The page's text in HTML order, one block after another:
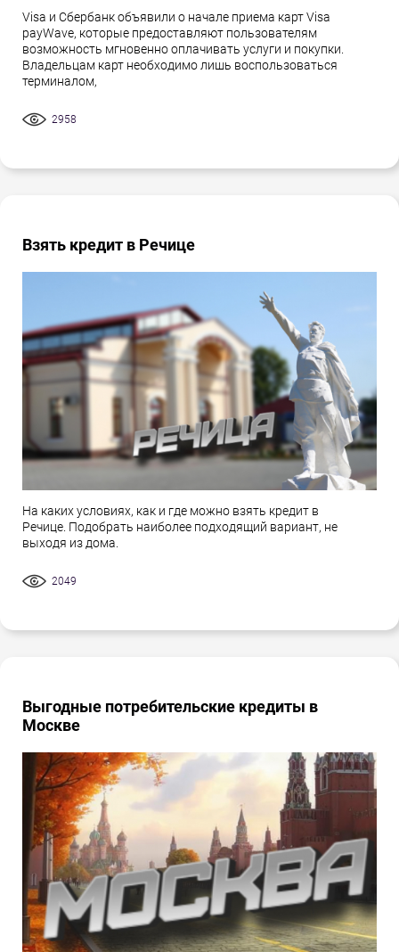
Visa и Сбербанк объявили о начале приема карт Visa
payWave, которые предоставляют пользователям
возможность мгновенно оплачивать услуги и покупки.
Владельцам карт необходимо лишь воспользоваться
терминалом,
2958
Взять кредит в Речице
На каких условиях, как и где можно взять кредит в
Речице. Подобрать наиболее подходящий вариант, не
выходя из дома.
2049
Выгодные потребительские кредиты в
Москве